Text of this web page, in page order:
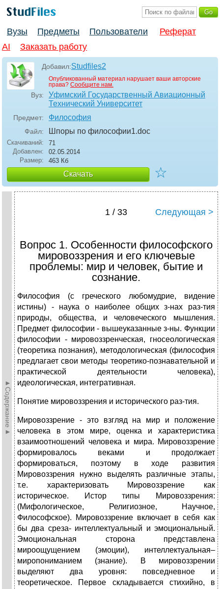
Вузы Предметы Пользователи
Реферат
AI
Заказать работу
Добавил:Studfiles2
Опубликованный материал нарушает ваши авторские
права? Сообщите нам.
Вуз:
Уфимский Государственный Авиационный
Технический Университет
Предмет: Философия
Файл: Шпоры по философии1.doc
Скачиваний:
71
Добавлен:
02.05.2014
Размер:
463 Кб
Скачать ☆
►Содержание►
1 / 33 Следующая >
Вопрос 1. Особенности философского
мировоззрения и его ключевые
проблемы: мир и человек, бытие и
сознание.
Философия (с греческого любомудрие, видение
истины) - наука о наиболее общих з-нах раз-тия
природы, общества, и человеческого мышления.
Предмет философии - вышеуказанные з-ны. Функции
философии - мировоззренческая, гносеологическая
(теоретика познания), методологическая (философия
предлагает свои методы теоретико-познавательной и
практической деятельности человека),
идеологическая, интегративная.
Понятие мировоззрения и исторического раз-тия.
Мировоззрение - это взгляд на мир и положение
человека в этом мире, оценка и характеристика
взаимоотношений человека и мира. Мировоззрение
формировалось веками и продолжает
формироваться, поэтому в ходе развития
Мировоззрения нужно выделять различные этапы,
т.е. характеризовать Мировоззрение как
историческое. Истор типы Мировоззрения:
(Мифологическое, Религиозное, Научное,
Философское). Мировоззрение включает в себя как
бы два среза- интеллектуальный и эмоциональный.
Эмоциональная сторона представлена
мироощущением (эмоции), интеллектуальная–
миропониманием (знание). В мировоззрении
выделяют два уровня: повседневное и
теоретическое. Первое складывается стихийно, в